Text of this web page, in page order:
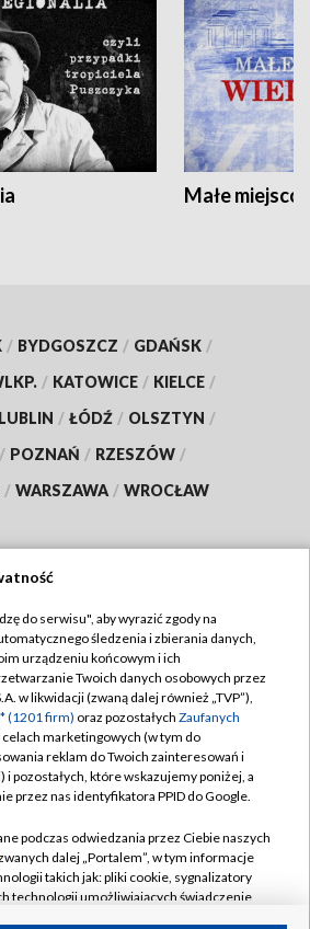
Małe
/ BYDGOSZCZ / GDAŃSK /
/ KATOWICE / KIELCE /
LUBLIN / ŁÓDŹ / OLSZTYN /
/ POZNAŃ / RZESZÓW /
/ WARSZAWA / WROCŁAW
TVP
TVP
Cyfrowa
Regulamin TVP
prywatności
Moje zgody
Pomoc
Kontakt
do serwisu", aby wyrazić zgody na
śledzenia i zbierania danych,
urządzeniu końcowym i ich
Twoich danych osobowych przez
w likwidacji (zwaną dalej również „TVP”),
(1201 firm) oraz pozostałych Zaufanych
celach marketingowych (w tym do
reklam do Twoich zainteresowań i
pozostałych, które wskazujemy poniżej, a
przez nas identyfikatora PPID do Google.
podczas odwiedzania przez Ciebie naszych
dalej „Portalem”, w tym informacje
takich jak: pliki cookie, sygnalizatory
technologii umożliwiających świadczenie